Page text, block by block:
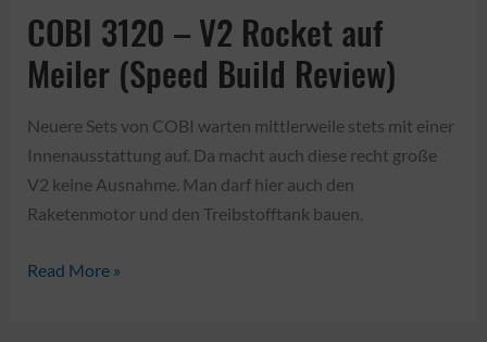
COBI 3120 – V2 Rocket auf
Meiler (Speed Build Review)
Neuere Sets von COBI warten mittlerweile stets mit einer
Innenausstattung auf. Da macht auch diese recht große
V2 keine Ausnahme. Man darf hier auch den
Raketenmotor und den Treibstofftank bauen.
COBI
Read More »